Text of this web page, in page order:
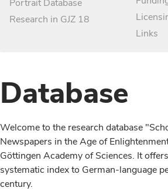
Portrait Database
Research in GJZ 18
Links
Database
Welcome to the research database
Newspapers in the Age of
Göttingen Academy of Sciences. It
systematic index to German-language
century.